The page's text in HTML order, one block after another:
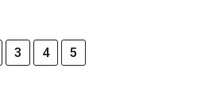
3 4 5